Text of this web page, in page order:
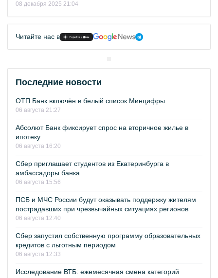
08 декабря 2025 21:04
Читайте нас в
Последние новости
ОТП Банк включён в белый список Минцифры
06 августа 21:27
Абсолют Банк фиксирует спрос на вторичное жилье в
ипотеку
06 августа 16:20
Сбер приглашает студентов из Екатеринбурга в
амбассадоры банка
06 августа 15:56
ПСБ и МЧС России будут оказывать поддержку жителям
пострадавших при чрезвычайных ситуациях регионов
06 августа 12:40
Сбер запустил собственную программу образовательных
кредитов с льготным периодом
06 августа 12:33
Исследование ВТБ: ежемесячная смена категорий